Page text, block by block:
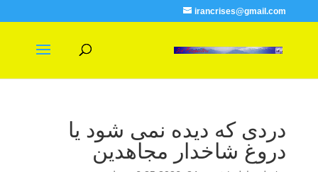
irancrises@gmail.com
دردی که دیده نمی شود یا
دروغ شاخدار مجاهدین